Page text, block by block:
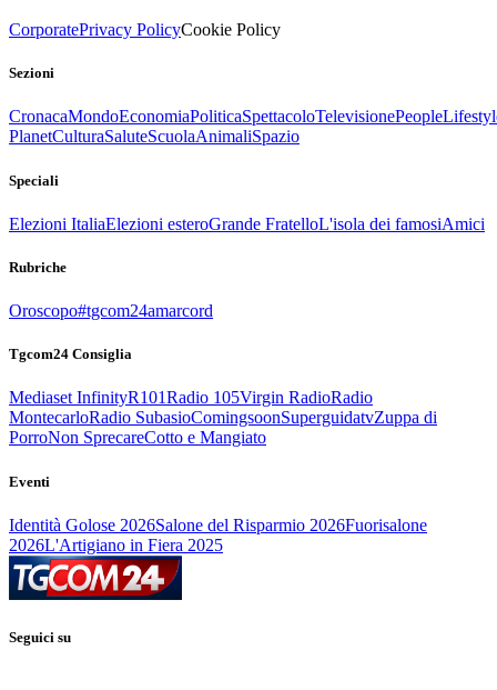
CorporatePrivacy PolicyCookie Policy
Sezioni
CronacaMondoEconomiaPoliticaSpettacoloTelevisionePeople
PlanetCulturaSaluteScuolaAnimaliSpazio
Speciali
Elezioni ItaliaElezioni esteroGrande FratelloL'isola dei famosiAmici
Rubriche
Oroscopo#tgcom24amarcord
Tgcom24 Consiglia
Mediaset InfinityR101Radio 105Virgin RadioRadio
MontecarloRadio SubasioComingsoonSuperguidatvZuppa di
PorroNon SprecareCotto e Mangiato
Eventi
Identità Golose 2026Salone del Risparmio 2026Fuorisalone
2026L'Artigiano in Fiera 2025
Seguici su